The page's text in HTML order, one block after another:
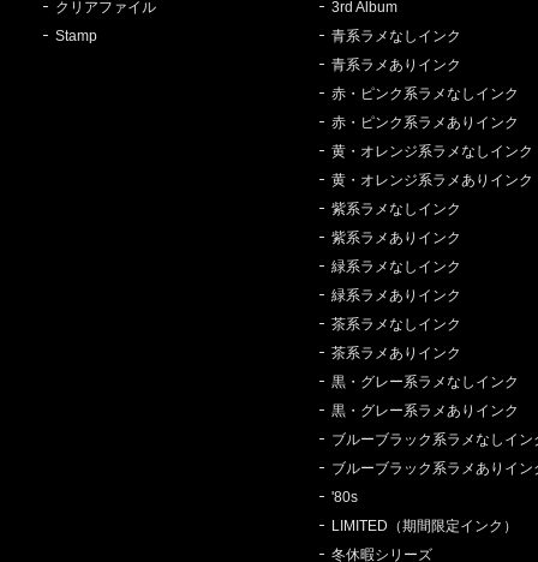
クリアファイル
Stamp
3rd Album
青系ラメなしインク
青系ラメありインク
赤・ピンク系ラメなしインク
赤・ピンク系ラメありインク
黄・オレンジ系ラメなしインク
黄・オレンジ系ラメありインク
紫系ラメなしインク
紫系ラメありインク
緑系ラメなしインク
緑系ラメありインク
茶系ラメなしインク
茶系ラメありインク
黒・グレー系ラメなしインク
黒・グレー系ラメありインク
ブルーブラック系ラメなしイン
ブルーブラック系ラメありイン
'80s
LIMITED（期間限定インク）
冬休暇シリーズ